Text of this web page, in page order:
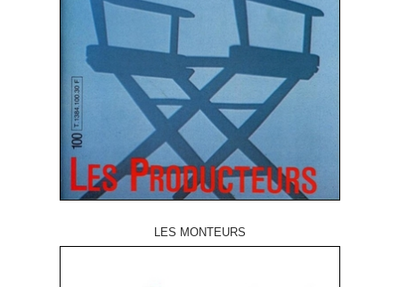
LES MONTEURS